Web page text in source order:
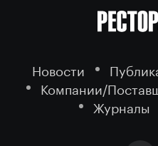
Новости
Компании/
Журналы